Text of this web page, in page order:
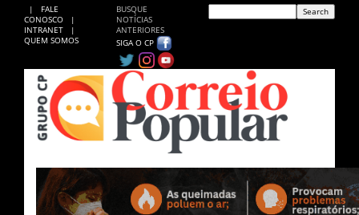
|
FALE
CONOSCO
|
INTRANET
|
QUEM SOMOS
BUSQUE
NOTÍCIAS
ANTERIORES
SIGA O CP